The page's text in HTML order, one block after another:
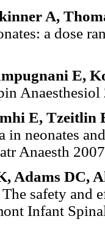
A,
a dose
E,
E, Tzeitlin
in neonates
Anaesth
Adams DC,
The safety and
Infant